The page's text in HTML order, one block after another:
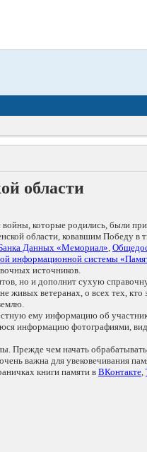
области
которые родились, были
области, ковавшим Победу в
Данных «Мемориал»,
информационной системы
источников.
но и дополнит сухую
живых ветеранах, о всех тех,
ему информацию об
информацию фотографиями,
Прежде чем начать
важна для увековечивания
книги памяти в ВКонтакте,